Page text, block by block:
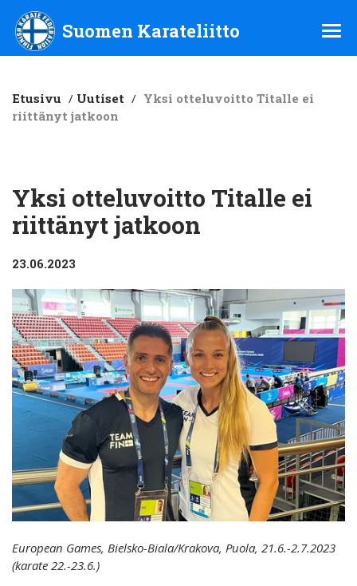
Suomen Karateliitto ry
Suomen Karateliitto
Etusivu / Uutiset / Yksi otteluvoitto Titalle ei
riittänyt jatkoon
Yksi otteluvoitto Titalle ei
riittänyt jatkoon
23.06.2023
European Games, Bielsko-Biala/Krakova, Puola, 21.6.-2.7.2023
(karate 22.-23.6.)